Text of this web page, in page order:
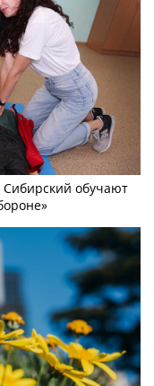
обучают